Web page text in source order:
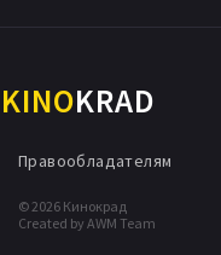
KINOKRAD
© 2026 Кинокрад
Created by AWM Team
Правообладателям